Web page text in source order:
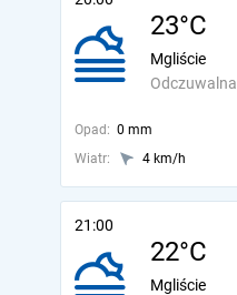
23°C
Odczuwalna
Mgliście
Opad: 0 mm
Wiatr:
4 km/h
21:00
22°C
Mgliście